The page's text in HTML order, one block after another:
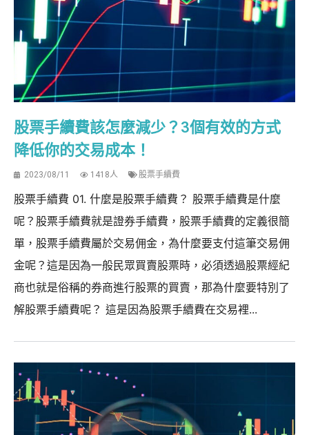
股票手續費該怎麼減少？3個有效的方式
降低你的交易成本！
2023/08/11 1418人 股票手續費
股票手續費 01. 什麼是股票手續費？ 股票手續費是什麼
呢？股票手續費就是證券手續費，股票手續費的定義很簡
單，股票手續費屬於交易佣金，為什麼要支付這筆交易佣
金呢？這是因為一般民眾買賣股票時，必須透過股票經紀
商也就是俗稱的券商進行股票的買賣，那為什麼要特別了
解股票手續費呢？ 這是因為股票手續費在交易裡...